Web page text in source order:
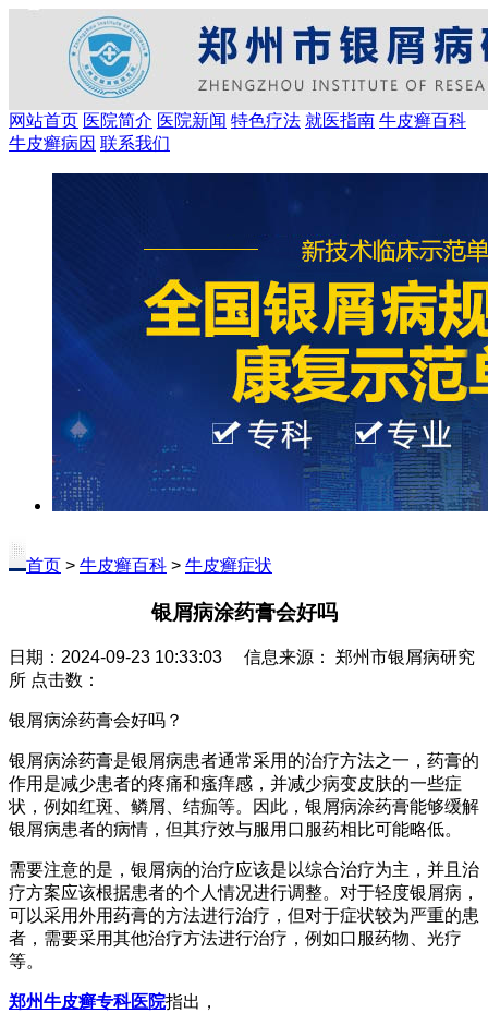
网站首页 医院简介 医院新闻 特色疗法 就医指南 牛皮癣百科
牛皮癣病因 联系我们
首页 > 牛皮癣百科 > 牛皮癣症状
银屑病涂药膏会好吗
日期：2024-09-23 10:33:03 信息来源： 郑州市银屑病研究
所 点击数：
银屑病涂药膏会好吗？
银屑病涂药膏是银屑病患者通常采用的治疗方法之一，药膏的
作用是减少患者的疼痛和瘙痒感，并减少病变皮肤的一些症
状，例如红斑、鳞屑、结痂等。因此，银屑病涂药膏能够缓解
银屑病患者的病情，但其疗效与服用口服药相比可能略低。
需要注意的是，银屑病的治疗应该是以综合治疗为主，并且治
疗方案应该根据患者的个人情况进行调整。对于轻度银屑病，
可以采用外用药膏的方法进行治疗，但对于症状较为严重的患
者，需要采用其他治疗方法进行治疗，例如口服药物、光疗
等。
郑州牛皮癣专科医院指出，